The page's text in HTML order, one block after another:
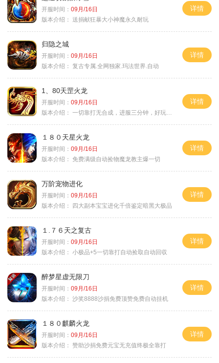
开服时间： 09月/16日
版本介绍： 送捐献狂暴大小神魔永久耐玩
详情
归隐之城
开服时间： 09月/16日
版本介绍： 复古专属.全网独家.玛法世界.自动
详情
1、80天罡火龙
开服时间： 09月/16日
版本介绍： 一切靠打无合成，进服三分钟，好玩一整年。
详情
１８０天星火龙
开服时间： 09月/16日
版本介绍： 免费满级自动捡物魔龙教主爆一切
详情
万阶宠物进化
开服时间： 09月/16日
版本介绍：
四大副本宝宝进化千倍鉴定暗黑大极品
详情
１.７６天之复古
开服时间： 09月/16日
版本介绍： 小极品+5一切靠打自动捡取自动回収
详情
醉梦星虚无限刀
开服时间： 09月/16日
版本介绍： 沙奖8888沙捐免费顶赞免费自动挂机
详情
１８０麒麟火龙
开服时间： 09月/16日
版本介绍： 赞助沙捐免费元宝无充值终极全靠打
详情